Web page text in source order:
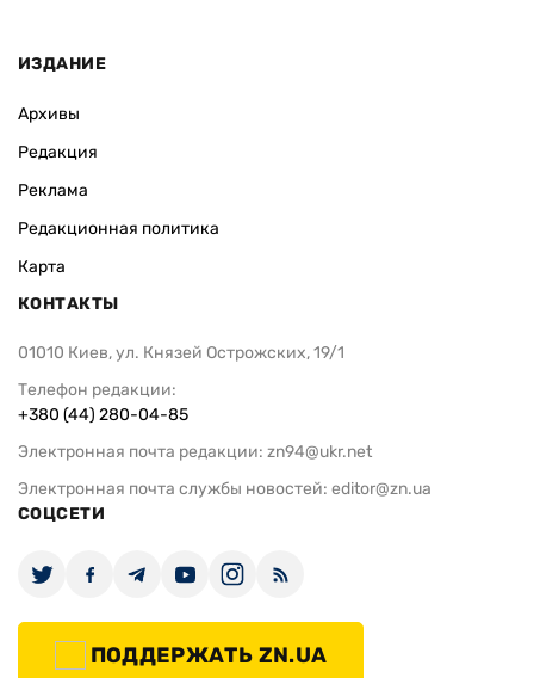
ИЗДАНИЕ
Архивы
Редакция
Реклама
Редакционная политика
Карта
КОНТАКТЫ
01010 Киев, ул. Князей Острожских, 19/1
Телефон редакции:
+380 (44) 280-04-85
Электронная почта редакции: zn94@ukr.net
Электронная почта службы новостей: editor@zn.ua
СОЦСЕТИ
ПОДДЕРЖАТЬ ZN.UA